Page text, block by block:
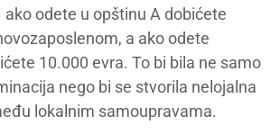
odete u opštinu A dobićete
a ako odete
10.000 evra. To bi bila ne samo
nego bi se stvorila nelojalna
lokalnim samoupravama.